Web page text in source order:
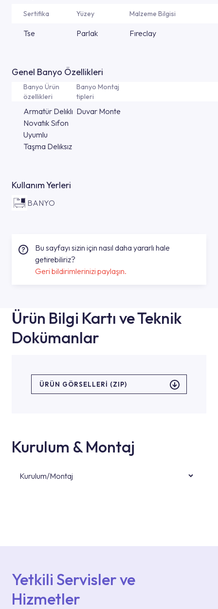
Sertifika Yüzey Malzeme Bilgisi
Tse Parlak Fıreclay
Genel Banyo Özellikleri
Banyo Ürün
özellikleri
Banyo Montaj
tipleri
Armatür Delıklı
Novatık Sıfon
Uyumlu
Taşma Delıksız
Duvar Monte
Kullanım Yerleri
BANYO
Bu sayfayı sizin için nasıl daha yararlı hale
getirebiliriz?
Geri bildirimlerinizi paylaşın.
Ürün Bilgi Kartı ve Teknik
Dokümanlar
ÜRÜN GÖRSELLERI (ZIP)
Kurulum & Montaj
Kurulum/Montaj
Yetkili Servisler ve
Hizmetler